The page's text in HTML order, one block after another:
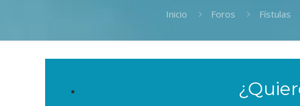
Inicio Foros Fístulas